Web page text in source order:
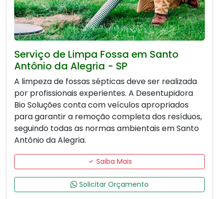
Serviço de Limpa Fossa em Santo
Antônio da Alegria - SP
A limpeza de fossas sépticas deve ser realizada
por profissionais experientes. A Desentupidora
Bio Soluções conta com veículos apropriados
para garantir a remoção completa dos resíduos,
seguindo todas as normas ambientais em Santo
Antônio da Alegria.
Saiba Mais
Solicitar Orçamento